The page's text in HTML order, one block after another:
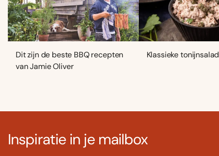
Dit zijn de beste BBQ recepten
van Jamie Oliver
Klassieke
Inspiratie in je mailbox